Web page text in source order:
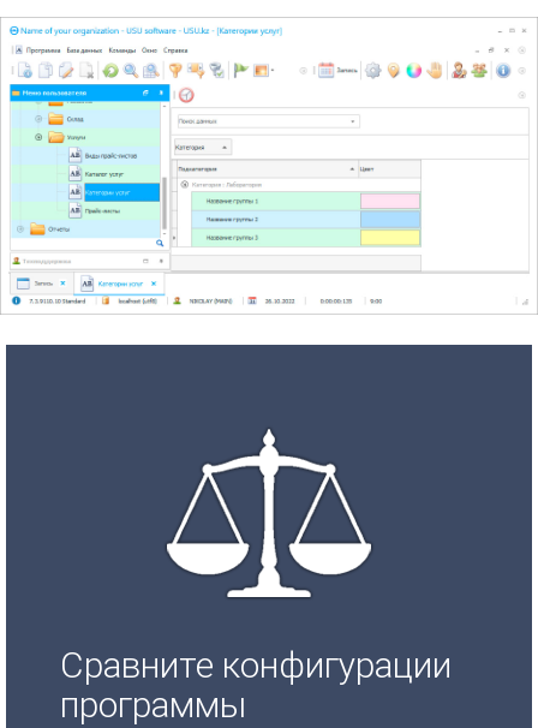
Сравните конфигурации
программы